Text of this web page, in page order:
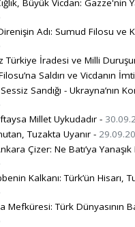
Büyük Vicdan: Gazze'nin
Adı: Sumud Filosu ve
Türkiye İradesi ve Milli
Saldırı ve Vicdanın
Sandığı - Ukrayna’nın
Millet Uykudadır -
Tuzakta Uyanır -
Çizer: Ne Batı’ya
Kalkanı: Türk’ün Hisarı,
Mefküresi: Türk Dünyasının